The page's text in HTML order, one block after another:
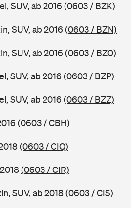
SUV, ab 2016 (0603 / BZK)
SUV, ab 2016 (0603 / BZN)
SUV, ab 2016 (0603 / BZO)
SUV, ab 2016 (0603 / BZP)
SUV, ab 2016 (0603 / BZZ)
(0603 / CBH)
(0603 / CIQ)
(0603 / CIR)
SUV, ab 2018(0603 / CIS)